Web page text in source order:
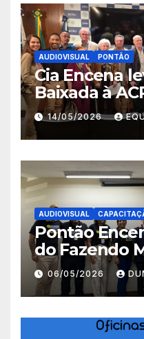
AUDIOVISUAL PONTÃO
Cia Encena
Baixada à
inscrições
Fazendo
em Nova
14/05/2026
AUDIOVISUAL
Pontão
do Fazendo
Filme no
Roxo e
abertas em
06/05/2026